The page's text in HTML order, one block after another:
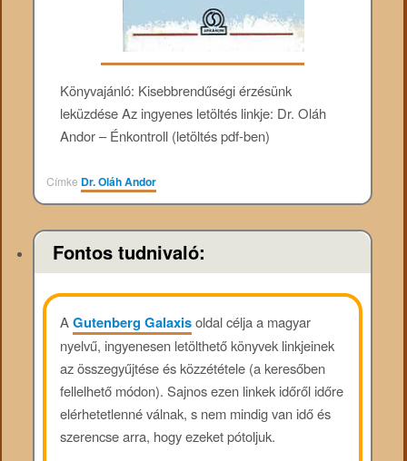
Könyvajánló: Kisebbrendűségi érzésünk
leküzdése Az ingyenes letöltés linkje: Dr. Oláh
Andor – Énkontroll (letöltés pdf-ben)
Címke Dr. Oláh Andor
Fontos tudnivaló:
AGutenberg Galaxisoldal célja a magyar
nyelvű, ingyenesen letölthető könyvek linkjeinek
az összegyűjtése és közzététele (a keresőben
fellelhető módon). Sajnos ezen linkek időről időre
elérhetetlenné válnak, s nem mindig van idő és
szerencse arra, hogy ezeket pótoljuk.